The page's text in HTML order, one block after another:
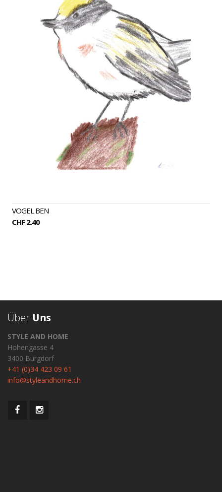
VOGEL BEN
CHF 2.40
Über Uns
STYLE AND HOME
Hohengasse 4
3400 Burgdorf
+41 (0)34 423 09 61
info@styleandhome.ch